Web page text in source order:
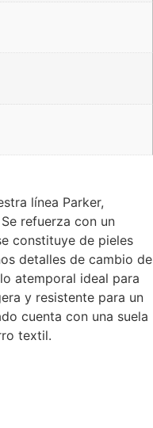
línea Parker,
refuerza con un
constituye de pieles
detalles de cambio de
atemporal ideal para
y resistente para un
cuenta con una suela
textil.